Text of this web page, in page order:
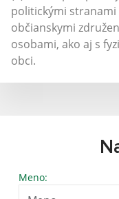
politickými
občianskymi
osobami, ako aj s
obci.
Meno: